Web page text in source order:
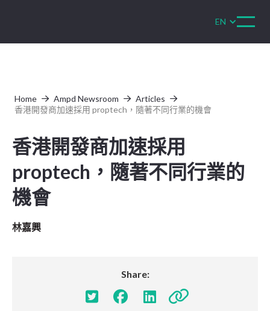
EN
Home  Ampd Newsroom  Articles 
香港開發商加速採用 proptech，隨著不同行業的機會
香港開發商加速採用
proptech，隨著不同行業的
機會
林嘉興
Share:
   